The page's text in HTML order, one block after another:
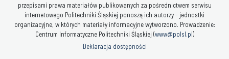
przepisami prawa materiałów publikowanych za pośrednictwem serwisu
internetowego Politechniki Śląskiej ponoszą ich autorzy - jednostki
organizacyjne, w których materiały informacyjne wytworzono. Prowadzenie:
Centrum Informatyczne Politechniki Śląskiej (www@polsl.pl)
Deklaracja dostępności